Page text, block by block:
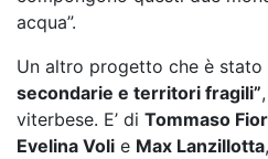
acqua”.
Un altro progetto che è stato
secondarie e territori fragili”
viterbese. E’ di Tommaso
Evelina Voli e Max Lanzillotta